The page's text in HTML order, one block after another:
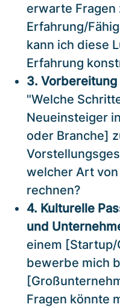
erwarte
Erfahrung/
kann ich diese
Erfahrung
3. Vorbereitung
"Welche
Neueinsteiger
oder Branche]
welcher Art
rechnen?
4. Kulturelle
und
einem
bewerbe mich
Fragen könnte